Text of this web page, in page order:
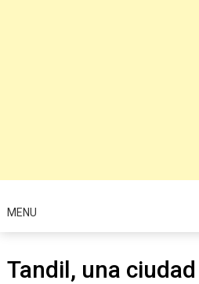
MENU
Tandil, una